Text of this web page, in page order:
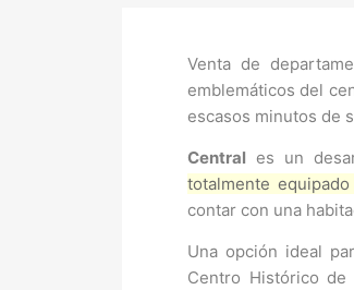
Venta de
emblemáticos del
escasos minutos de
Central es un
totalmente
contar con una
Una opción ideal
Centro Histórico